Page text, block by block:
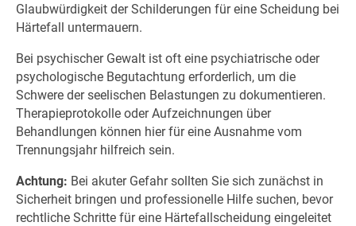
Glaubwürdigkeit der Schilderungen für eine Scheidung bei
Härtefall untermauern.
Bei psychischer Gewalt ist oft eine psychiatrische oder
psychologische Begutachtung erforderlich, um die
Schwere der seelischen Belastungen zu dokumentieren.
Therapieprotokolle oder Aufzeichnungen über
Behandlungen können hier für eine Ausnahme vom
Trennungsjahr hilfreich sein.
Achtung: Bei akuter Gefahr sollten Sie sich zunächst in
Sicherheit bringen und professionelle Hilfe suchen, bevor
rechtliche Schritte für eine Härtefallscheidung eingeleitet